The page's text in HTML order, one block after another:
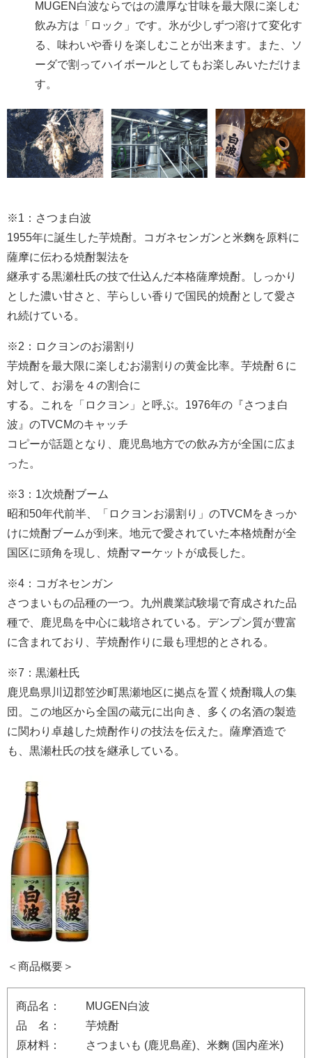
MUGEN白波ならではの濃厚な甘味を最大限に楽しむ
飲み方は「ロック」です。氷が少しずつ溶けて変化す
る、味わいや香りを楽しむことが出来ます。また、ソ
ーダで割ってハイボールとしてもお楽しみいただけま
す。
※1：さつま白波
1955年に誕生した芋焼酎。コガネセンガンと米麴を原料に
薩摩に伝わる焼酎製法を
継承する黒瀬杜氏の技で仕込んだ本格薩摩焼酎。しっかり
とした濃い甘さと、芋らしい香りで国民的焼酎として愛さ
れ続けている。
※2：ロクヨンのお湯割り
芋焼酎を最大限に楽しむお湯割りの黄金比率。芋焼酎６に
対して、お湯を４の割合に
する。これを「ロクヨン」と呼ぶ。1976年の『さつま白
波』のTVCMのキャッチ
コピーが話題となり、鹿児島地方での飲み方が全国に広ま
った。
※3：1次焼酎ブーム
昭和50年代前半、「ロクヨンお湯割り」のTVCMをきっか
けに焼酎ブームが到来。地元で愛されていた本格焼酎が全
国区に頭角を現し、焼酎マーケットが成長した。
※4：コガネセンガン
さつまいもの品種の一つ。九州農業試験場で育成された品
種で、鹿児島を中心に栽培されている。デンプン質が豊富
に含まれており、芋焼酎作りに最も理想的とされる。
※7：黒瀬杜氏
鹿児島県川辺郡笠沙町黒瀬地区に拠点を置く焼酎職人の集
団。この地区から全国の蔵元に出向き、多くの名酒の製造
に関わり卓越した焼酎作りの技法を伝えた。薩摩酒造で
も、黒瀬杜氏の技を継承している。
＜商品概要＞
商品名： MUGEN白波
品 名： 芋焼酎
原材料： さつまいも (鹿児島産)、米麴 (国内産米)